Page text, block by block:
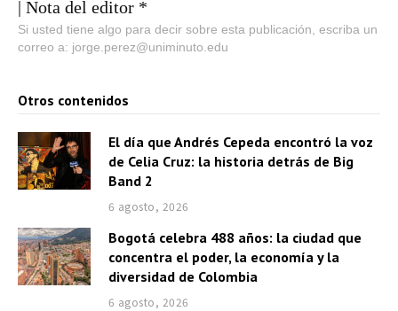
| Nota del editor *
Si usted tiene algo para decir sobre esta publicación, escriba un
correo a: jorge.perez@uniminuto.edu
Otros contenidos
El día que Andrés Cepeda encontró la voz
de Celia Cruz: la historia detrás de Big
Band 2
6 agosto, 2026
Bogotá celebra 488 años: la ciudad que
concentra el poder, la economía y la
diversidad de Colombia
6 agosto, 2026